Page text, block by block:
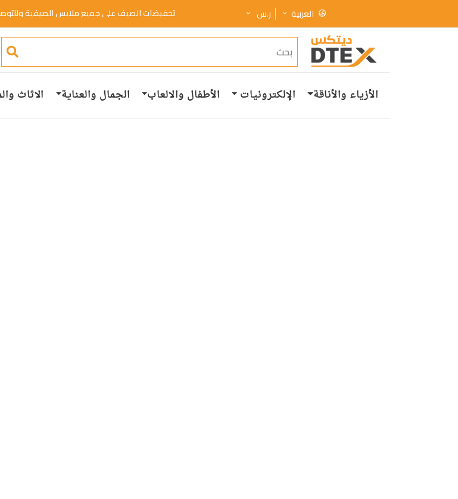
العربية ر.س تخفيضات الصيف علي جميع ملابس الصيفية
خصم 50%. تسوق الان
تخفيضات الصيف علي جميع ملابس الصيفية
خصم 50%. تسوق الان
الأزياء والأناقة الإلكترونيات الأطفال والالعاب الجمال والعناية الاثاث